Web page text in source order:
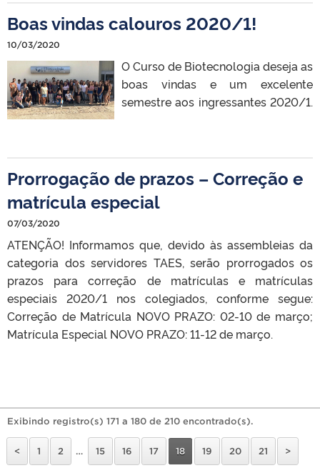
Boas vindas calouros 2020/1!
10/03/2020
O Curso de Biotecnologia deseja as
boas vindas e um excelente
semestre aos ingressantes 2020/1.
Prorrogação de prazos – Correção e
matrícula especial
07/03/2020
ATENÇÃO! Informamos que, devido às assembleias da
categoria dos servidores TAES, serão prorrogados os
prazos para correção de matrículas e matrículas
especiais 2020/1 nos colegiados, conforme segue:
Correção de Matrícula NOVO PRAZO: 02-10 de março;
Matrícula Especial NOVO PRAZO: 11-12 de março.
Exibindo registro(s) 171 a 180 de 210 encontrado(s).
< 1 2 … 15 16 17 18 19 20 21 >